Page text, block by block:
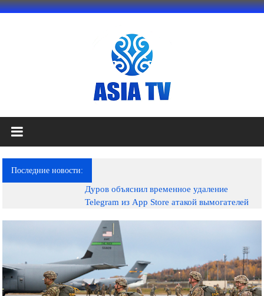
Перейти
АЗИЯ
ТВ
это
телеканал
документальные
произведения,
рекламные
ролики
Последние новости:
Дуров объяснил временное удаление
Telegram из App Store атакой вымогателей